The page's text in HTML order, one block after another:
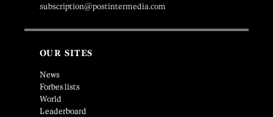
subscription@postintermedia.com
OUR SITES
News
Forbes lists
World
Leaderboard